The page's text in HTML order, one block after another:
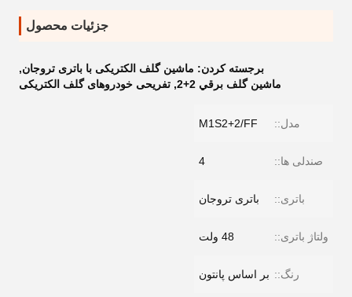
جزئیات محصول
برجسته کردن: ماشین گلف الکتریکی با باتری تروجان,
ماشين گلف برقي 2+2
, تفریحی خودروهای گلف الکتریکی
مدل:: M1S2+2/FF
صندلی ها:: 4
باتری:: باتری تروجان
ولتاژ باتری:: 48 ولت
رنگ:: بر اساس پانتون